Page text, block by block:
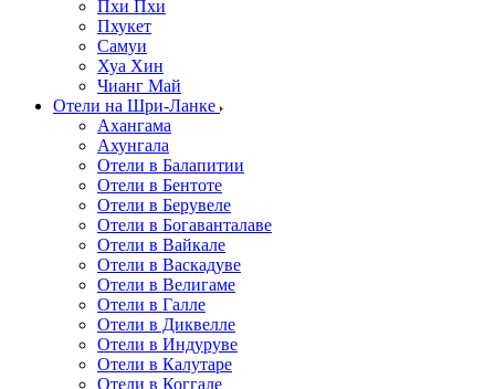
Пхи Пхи
Пхукет
Самуи
Хуа Хин
Чианг Май
Отели на Шри-Ланке
Ахангама
Ахунгала
Отели в Балапитии
Отели в Бентоте
Отели в Берувеле
Отели в Богаванталаве
Отели в Вайкале
Отели в Васкадуве
Отели в Велигаме
Отели в Галле
Отели в Диквелле
Отели в Индуруве
Отели в Калутаре
Отели в Коггале